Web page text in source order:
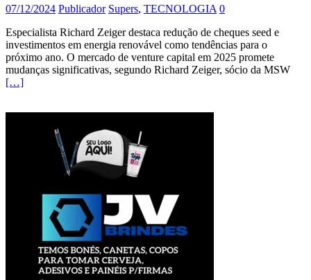
07/12/2024 Publicador Supers, TECNOLOGIA 0
Especialista Richard Zeiger destaca redução de cheques seed e
investimentos em energia renovável como tendências para o
próximo ano. O mercado de venture capital em 2025 promete
mudanças significativas, segundo Richard Zeiger, sócio da MSW
[…]